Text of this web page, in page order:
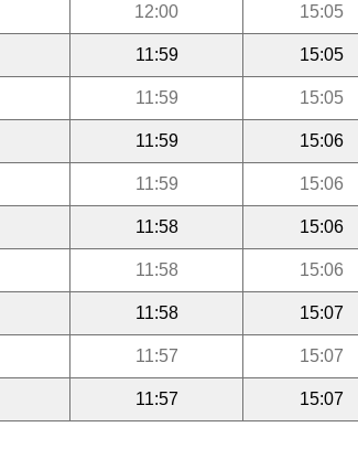
12:00 15:05
11:59 15:05
11:59 15:05
11:59 15:06
11:59 15:06
11:58 15:06
11:58 15:06
11:58 15:07
11:57 15:07
11:57 15:07